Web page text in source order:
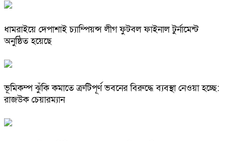
ধামরাইয়ে দেপাশাই চ্যাম্পিয়ন্স লীগ ফুটবল ফাইনাল টুর্নামেন্ট
অনুষ্ঠিত হয়েছে
ভূমিকম্প ঝুঁকি কমাতে ত্রুটিপূর্ণ ভবনের বিরুদ্ধে ব্যবস্থা নেওয়া হচ্ছে:
রাজউক চেয়ারম্যান